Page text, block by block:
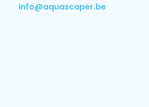
info@aquascaper.be